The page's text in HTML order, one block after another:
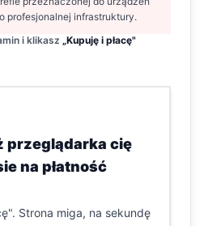
profesjonalnej infrastruktury.
i klikasz „Kupuję i płacę"
przeglądarka cię
na płatność
Strona miga, na sekundę